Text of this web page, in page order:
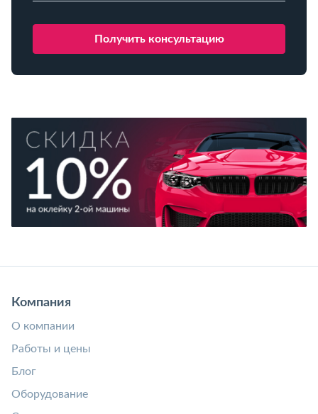
Компания
О компании
Работы и цены
Блог
Оборудование